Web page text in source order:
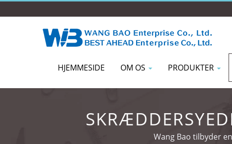
HJEMMESIDE OM OS PRODUKTER
Wang Bao tilbyder